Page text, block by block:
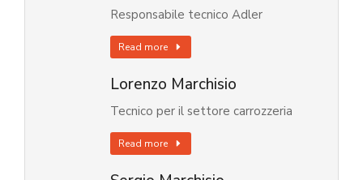
Responsabile tecnico Adler
Read more
Lorenzo Marchisio
Tecnico per il settore carrozzeria
Read more